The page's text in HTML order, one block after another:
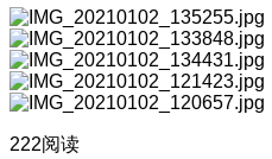
222阅读